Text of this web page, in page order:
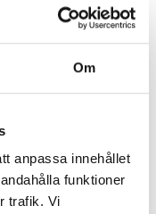
Om
anpassa innehållet
funktioner
trafik. Vi